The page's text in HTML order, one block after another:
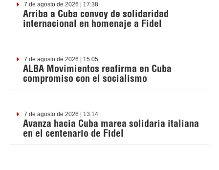
7 de agosto de 2026 | 17:38
Arriba a Cuba convoy de solidaridad
internacional en homenaje a Fidel
7 de agosto de 2026 | 15:05
ALBA Movimientos reafirma en Cuba
compromiso con el socialismo
7 de agosto de 2026 | 13:14
Avanza hacia Cuba marea solidaria italiana
en el centenario de Fidel